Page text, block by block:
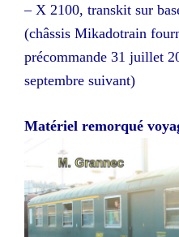
– X 2100, transkit sur
(châssis Mikadotrain
précommande 31 juillet
septembre suivant)
Matériel remorqué